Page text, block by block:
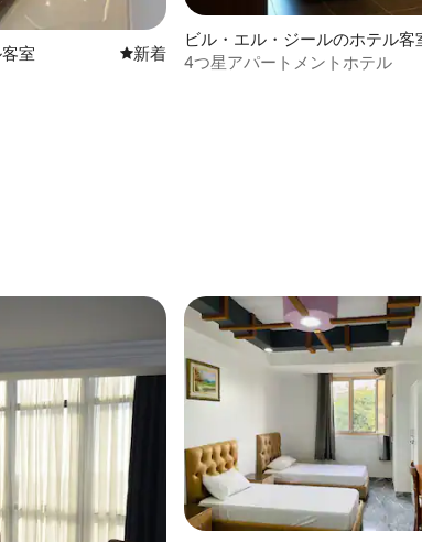
室 新しい宿泊先
新着
ビル・エル・ジールのホテル客
4つ星アパートメントホテル